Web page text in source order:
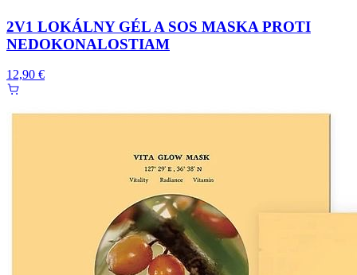
2V1 LOKÁLNY GÉL A SOS MASKA PROTI
NEDOKONALOSTIAM
12,90 €